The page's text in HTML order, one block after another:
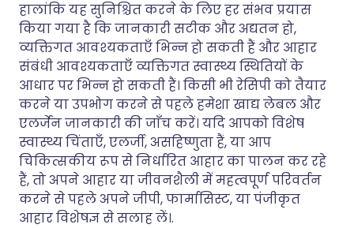
हालांकि यह सुनिश्चित करने के लिए हर संभव प्रयास
किया गया है कि जानकारी सटीक और अद्यतन हो,
व्यक्तिगत आवश्यकताएँ भिन्न हो सकती हैं और आहार
संबंधी आवश्यकताएँ व्यक्तिगत स्वास्थ्य स्थितियों के
आधार पर भिन्न हो सकती हैं। किसी भी रेसिपी को तैयार
करने या उपभोग करने से पहले हमेशा खाद्य लेबल और
एलर्जेन जानकारी की जाँच करें। यदि आपको विशेष
स्वास्थ्य चिंताएँ, एलर्जी, असहिष्णुता हैं, या आप
चिकित्सकीय रूप से निर्धारित आहार का पालन कर रहे
हैं, तो अपने आहार या जीवनशैली में महत्वपूर्ण परिवर्तन
करने से पहले अपने जीपी, फार्मासिस्ट, या पंजीकृत
आहार विशेषज्ञ से सलाह लें।.